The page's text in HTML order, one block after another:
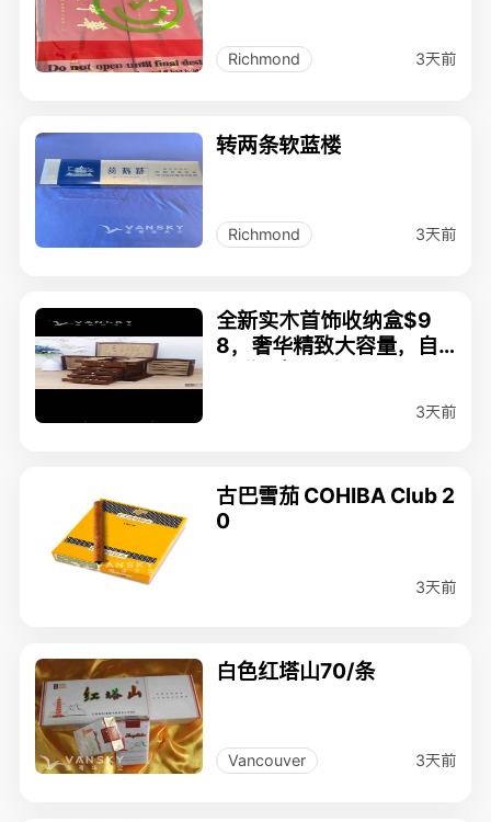
Richmond 3天前
转两条软蓝楼
Richmond 3天前
全新实木首饰收纳盒$9
8，奢华精致大容量，自
3天前
古巴雪茄 COHIBA Club 2
0
3天前
白色红塔山70/条
Vancouver 3天前